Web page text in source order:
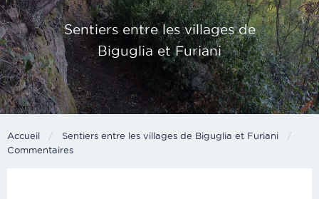
Sentiers entre les villages de
Biguglia et Furiani
Accueil
Sentiers entre les villages de Biguglia et Furiani
Current:
Commentaires